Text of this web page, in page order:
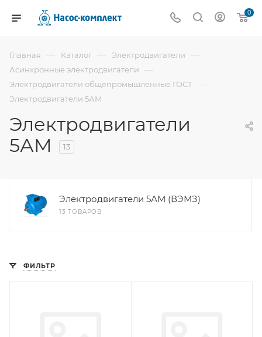
0
Главная — Каталог — Электродвигатели —
Асинхронные электродвигатели —
Электродвигатели общепромышленные ГОСТ —
Электродвигатели 5АМ
Электродвигатели
5АМ
13
Электродвигатели 5АМ (ВЭМЗ)
13 ТОВАРОВ
ФИЛЬТР